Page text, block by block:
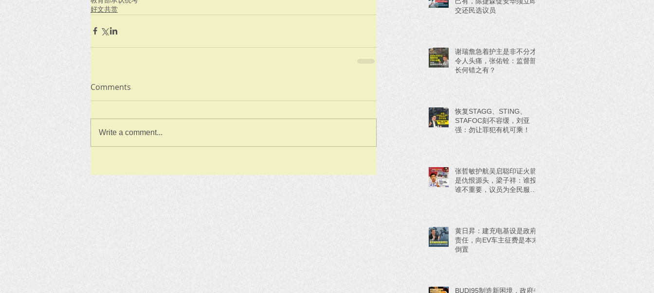
好文共赏
Comments
Write a comment...
交还民选议员
谢瑞詹急着护主是非不分才
令人头痛，张佑铨：监督部
长何错之有？
恢复STAGG、STING、
STAFOC刻不容缓，刘亚
强：勿让罪犯有机可乘！
张哲敏护航吴启聪印证火箭
是仇恨源头，梁子祥：谁投
谁不重要，议员为全民服务
黄日昇：建充电基设是政府
责任，向EV车主征费是本末
倒置
BUDI95制造新困境，政府省